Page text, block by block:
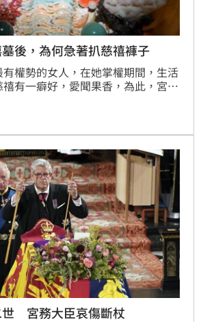
後，為何急著扒慈禧褲子
權勢的女人，在她掌權期間，生活
有一癖好，愛聞果香，為此，宮中
大量珍寶帶入地下，好供自己在陰
。（記者唐家興）
世 宮務大臣哀傷斷杖